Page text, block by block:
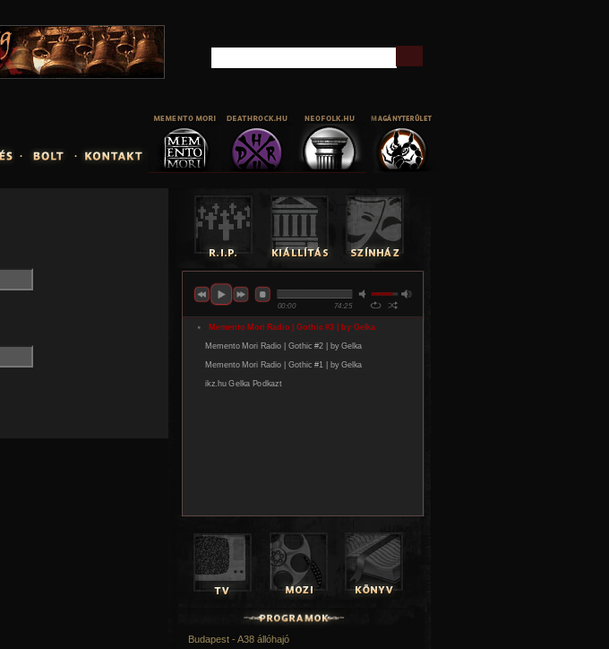
Budapest - A38 állóhajó